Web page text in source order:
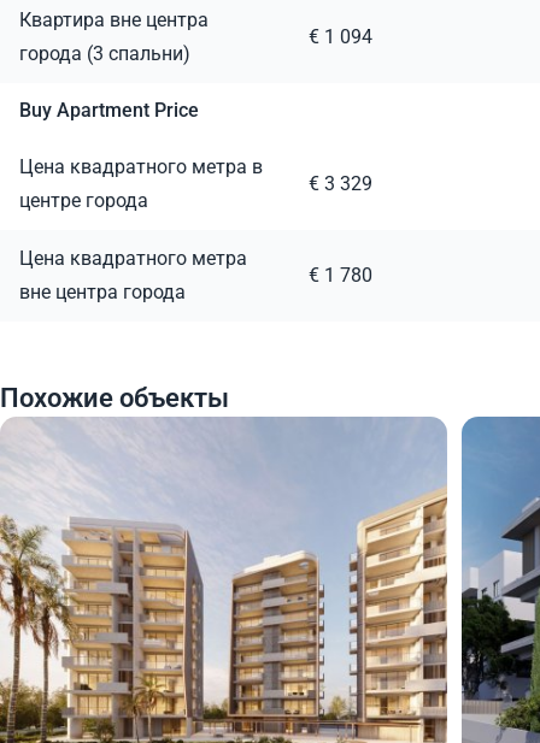
Квартира вне центра
города (3 спальни)
€ 1 094
Buy Apartment Price
Цена квадратного метра в
центре города
€ 3 329
Цена квадратного метра
вне центра города
€ 1 780
Похожие объекты
€433 000 €435